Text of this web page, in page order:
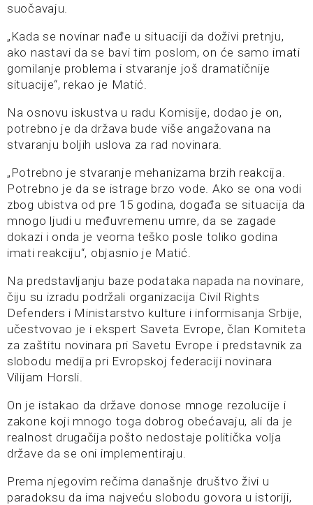
suočavaju.
„Kada se novinar nađe u situaciji da doživi pretnju,
ako nastavi da se bavi tim poslom, on će samo imati
gomilanje problema i stvaranje još dramatičnije
situacije“, rekao je Matić.
Na osnovu iskustva u radu Komisije, dodao je on,
potrebno je da država bude više angažovana na
stvaranju boljih uslova za rad novinara.
„Potrebno je stvaranje mehanizama brzih reakcija.
Potrebno je da se istrage brzo vode. Ako se ona vodi
zbog ubistva od pre 15 godina, događa se situacija da
mnogo ljudi u međuvremenu umre, da se zagade
dokazi i onda je veoma teško posle toliko godina
imati reakciju“, objasnio je Matić.
Na predstavljanju baze podataka napada na novinare,
čiju su izradu podržali organizacija Civil Rights
Defenders i Ministarstvo kulture i informisanja Srbije,
učestvovao je i ekspert Saveta Evrope, član Komiteta
za zaštitu novinara pri Savetu Evrope i predstavnik za
slobodu medija pri Evropskoj federaciji novinara
Vilijam Horsli.
On je istakao da države donose mnoge rezolucije i
zakone koji mnogo toga dobrog obećavaju, ali da je
realnost drugačija pošto nedostaje politička volja
države da se oni implementiraju.
Prema njegovim rečima današnje društvo živi u
paradoksu da ima najveću slobodu govora u istoriji,